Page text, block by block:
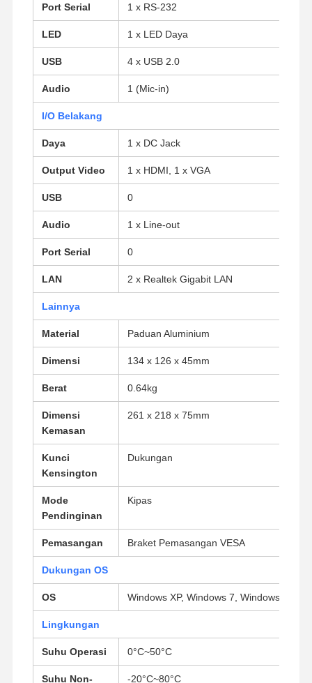
Kualitas
Firewall Mini PC
PC Mini Industri
PC Mini POE
NAS Mini PC
Celeron Mini PC
Core Mini PC
PC Mini Kantor
Motherboard Industri
Motherboard Firewall
Port Serial 1 x RS-232
LED 1 x LED Daya
USB 4 x USB 2.0
Audio 1 (Mic-in)
I/O Belakang
Daya 1 x DC Jack
Output Video 1 x HDMI, 1 x VGA
USB 0
Audio 1 x Line-out
Port Serial 0
LAN 2 x Realtek Gigabit LAN
Lainnya
Material Paduan Aluminium
Dimensi 134 x 126 x 45mm
Berat 0.64kg
Dimensi
Kemasan
261 x 218 x 75mm
Kunci
Kensington
Dukungan
Mode
Pendinginan
Kipas
Pemasangan Braket Pemasangan VESA
Dukungan OS
OS Windows XP, Windows 7, Windows 8,
Lingkungan
Suhu Operasi 0°C~50°C
Suhu Non- -20°C~80°C